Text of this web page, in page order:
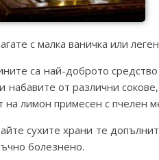
с малка ваничка или
са най-доброто
набавите от различни
на лимон примесен с пчелен
сухите храни те
болезнено.